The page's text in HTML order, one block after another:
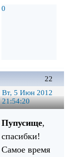
0
22
Вт, 5 Июн 2012
21:54:20
Пупусище,
спасибки!
Самое время